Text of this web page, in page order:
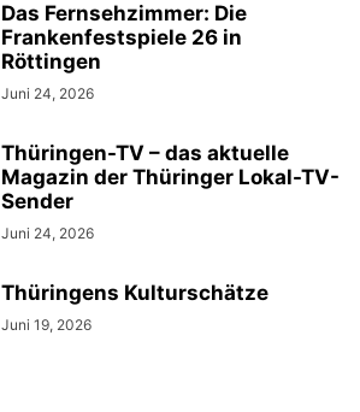
Das Fernsehzimmer: Die
Frankenfestspiele 26 in
Röttingen
Juni 24, 2026
Thüringen-TV – das aktuelle
Magazin der Thüringer Lokal-TV-
Sender
Juni 24, 2026
Thüringens Kulturschätze
Juni 19, 2026